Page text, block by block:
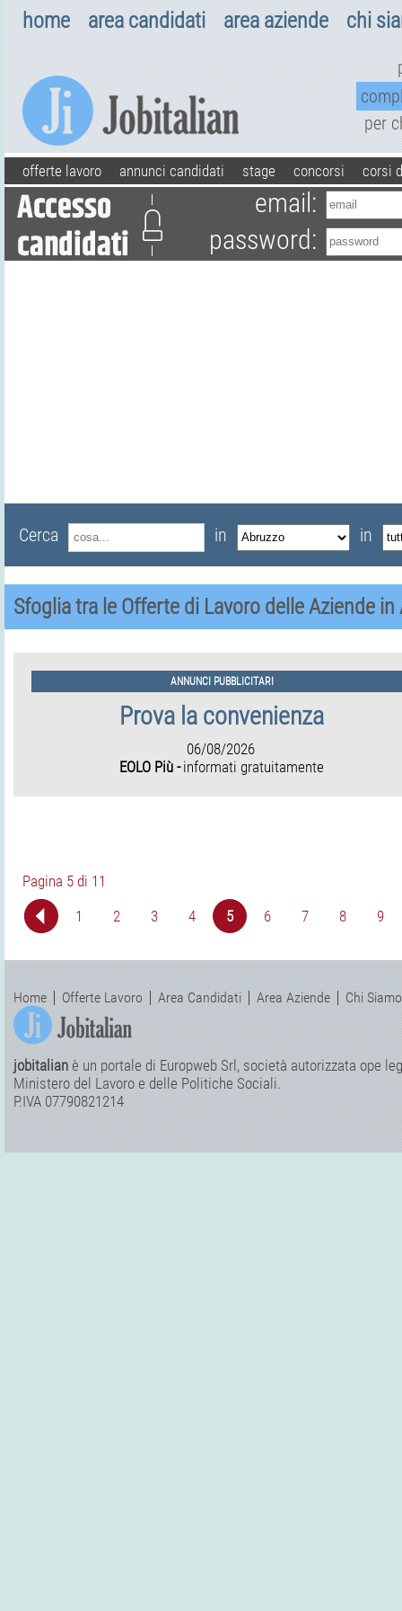
home area candidati area aziende chi
per
offerte lavoro annunci candidati stage concorsi corsi
email:
password:
Cerca in in
Sfoglia tra le Offerte di Lavoro delle Aziende in
ANNUNCI PUBBLICITARI
Prova la convenienza
06/08/2026
EOLO Più -informati gratuitamente
Pagina 5 di 11
1
2 3 4 5 6 7 8 9
Home Offerte Lavoro Area Candidati Area Aziende Chi Siamo
jobitalian è un portale di Europweb Srl, società autorizzata ope
Ministero del Lavoro e delle Politiche Sociali.
P.IVA 07790821214